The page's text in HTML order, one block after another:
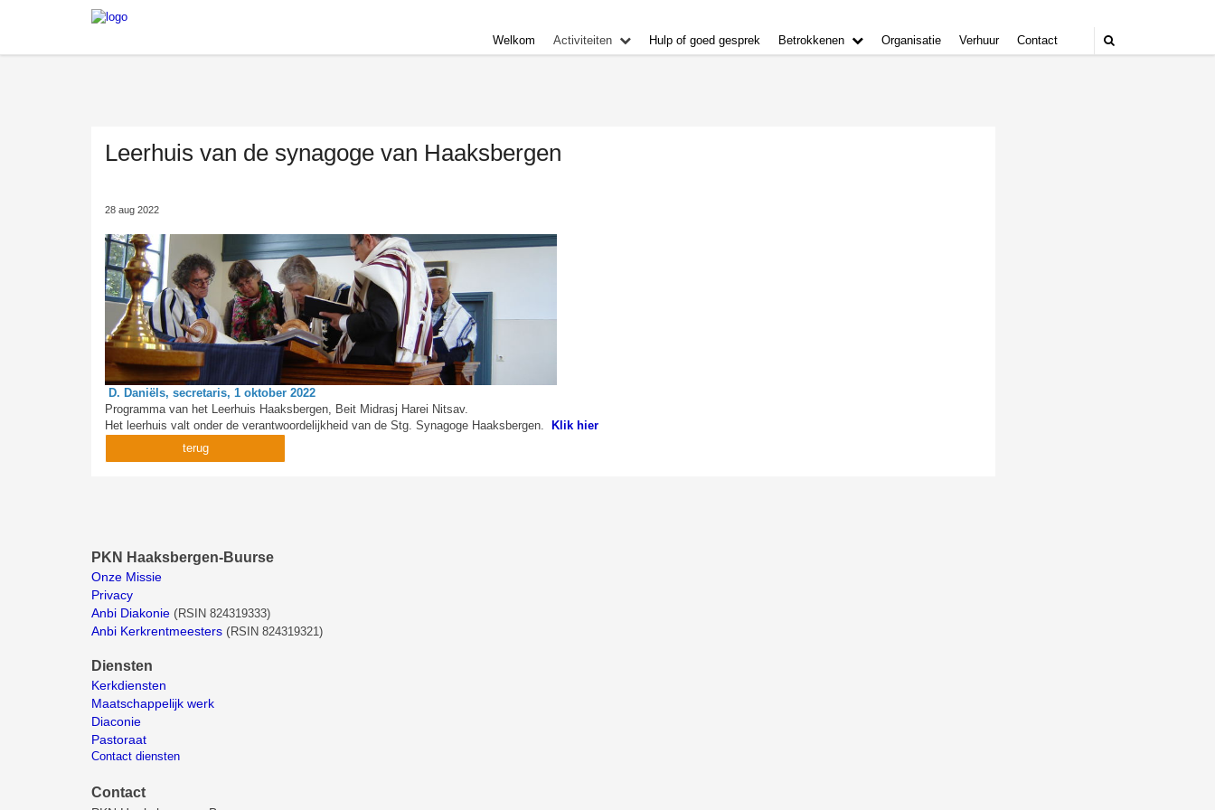
Welkom Activiteiten Hulp of goed gesprek Betrokkenen Organisatie Verhuur Contact
Leerhuis van de synagoge van Haaksbergen
28 aug 2022
D. Daniëls, secretaris, 1 oktober 2022
Programma van het Leerhuis Haaksbergen, Beit Midrasj Harei Nitsav.
Het leerhuis valt onder de verantwoordelijkheid van de Stg. Synagoge Haaksbergen. Klik hier
terug
PKN Haaksbergen-Buurse
Onze Missie
Privacy
Anbi Diakonie (RSIN 824319333)
Anbi Kerkrentmeesters (RSIN 824319321)
Diensten
Kerkdiensten
Maatschappelijk werk
Diaconie
Pastoraat
Contact diensten
Contact